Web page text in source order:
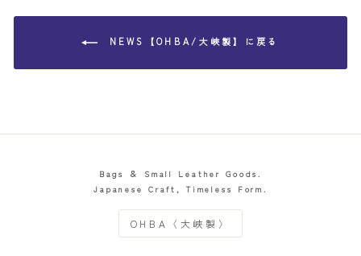
NEWS【OHBA/大峽製】に戻る
Bags ＆ Small Leather Goods.
Japanese Craft, Timeless Form.
OHBA〈大峽製〉